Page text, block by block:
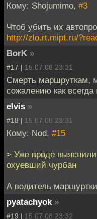
Кому: Shojumimo, #3
Чтоб убить их
http://zlo.rt.mipt.ru/
BorK »
#17 | 15.07.08 23:31
Смерть маршруткам,
сожалению как
elvis »
#18 | 15.07.08 23:31
Кому: Nod, #15
> Уже вроде выяснили
охуевший чурбан
А водитель
pyatachyok »
#19 | 15.07.08 23:32